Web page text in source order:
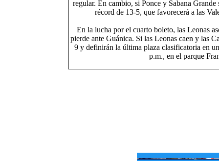
regular. En cambio, si Ponce y Sabana
récord de 13-5, que favorecerá a las
En la lucha por el cuarto boleto, las Leonas
pierde ante Guánica. Si las Leonas caen y las
9 y definirán la última plaza clasificatoria en
p.m., en el parque